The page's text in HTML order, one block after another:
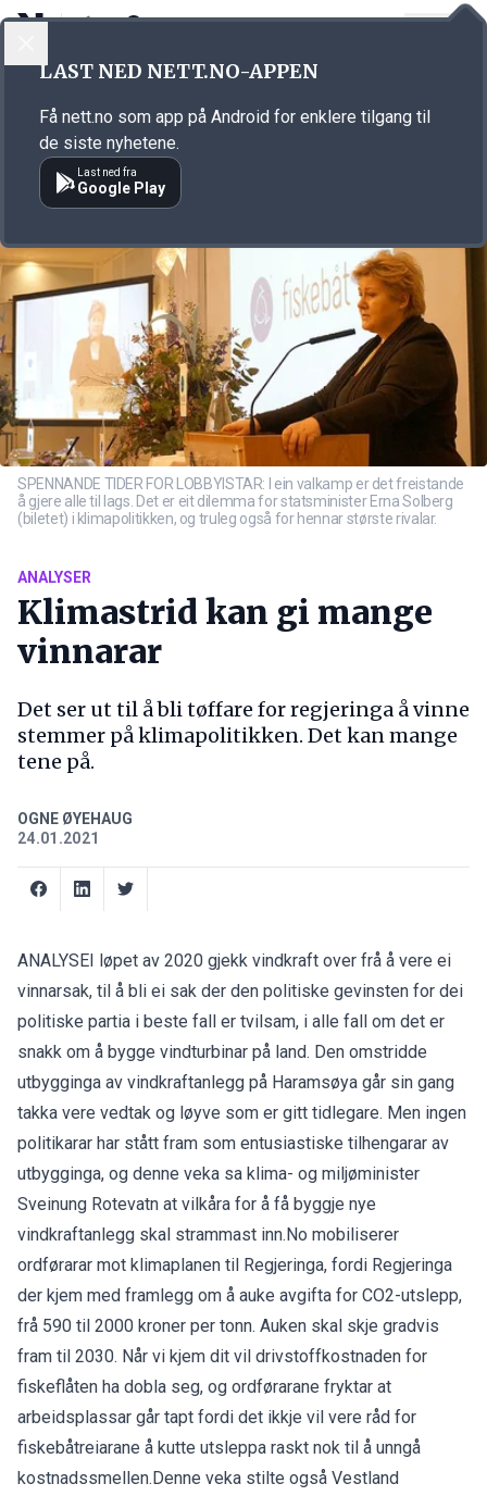
Annonsørinnhold
SPENNANDE TIDER FOR LOBBYISTAR: I ein valkamp er det freistande
å gjere alle til lags. Det er eit dilemma for statsminister Erna Solberg
(biletet) i klimapolitikken, og truleg også for hennar største rivalar.
ANALYSER
Klimastrid kan gi mange
vinnarar
Det ser ut til å bli tøffare for regjeringa å vinne
stemmer på klimapolitikken. Det kan mange
tene på.
OGNE ØYEHAUG
24.01.2021
ANALYSEI løpet av 2020 gjekk vindkraft over frå å vere ei
vinnarsak, til å bli ei sak der den politiske gevinsten for dei
politiske partia i beste fall er tvilsam, i alle fall om det er
snakk om å bygge vindturbinar på land. Den omstridde
utbygginga av vindkraftanlegg på Haramsøya går sin gang
takka vere vedtak og løyve som er gitt tidlegare. Men ingen
politikarar har stått fram som entusiastiske tilhengarar av
utbygginga, og denne veka sa klima- og miljøminister
Sveinung Rotevatn at vilkåra for å få byggje nye
vindkraftanlegg skal strammast inn.No mobiliserer
ordførarar mot klimaplanen til Regjeringa, fordi Regjeringa
der kjem med framlegg om å auke avgifta for CO2-utslepp,
frå 590 til 2000 kroner per tonn. Auken skal skje gradvis
fram til 2030. Når vi kjem dit vil drivstoffkostnaden for
fiskeflåten ha dobla seg, og ordførarane fryktar at
arbeidsplassar går tapt fordi det ikkje vil vere råd for
fiskebåtreiarane å kutte utsleppa raskt nok til å unngå
kostnadssmellen.Denne veka stilte også Vestland
LAST NED NETT.NO-APPEN
Få nett.no som app på Android for enklere tilgang til
de siste nyhetene.
Last ned fra
Google Play